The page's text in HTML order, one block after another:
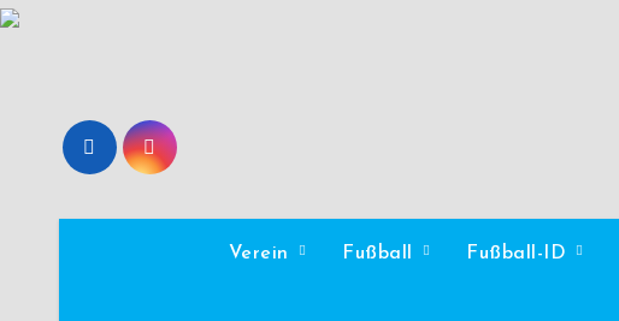
Zum
Verein Fußball Fußball-ID